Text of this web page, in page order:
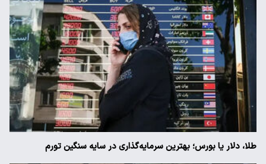
طلا، دلار یا بورس؛ بهترین سرمایه‌گذاری در سایه سنگین تورم